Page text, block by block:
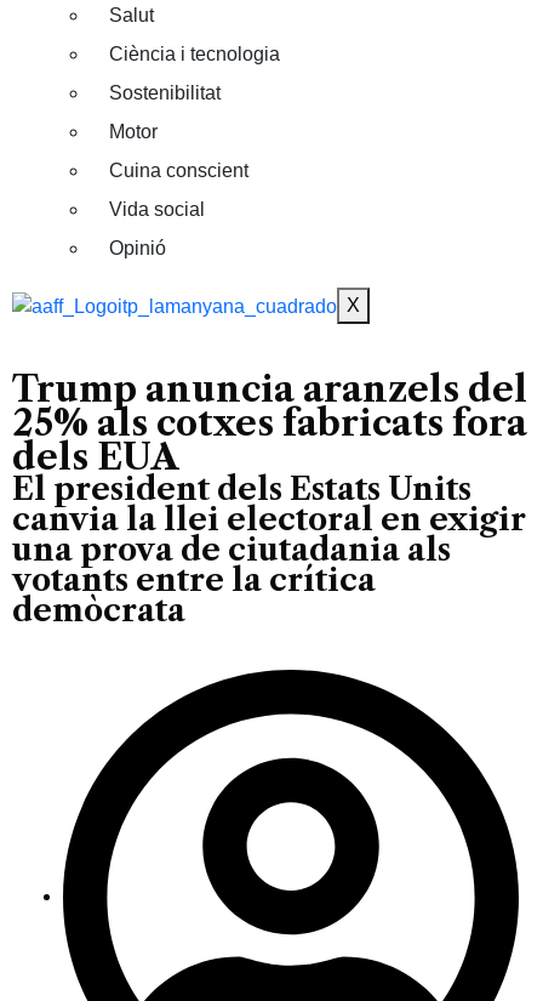
Salut
Ciència i tecnologia
Sostenibilitat
Motor
Cuina conscient
Vida social
Opinió
X
Trump anuncia aranzels del
25% als cotxes fabricats fora
dels EUA
El president dels Estats Units
canvia la llei electoral en exigir
una prova de ciutadania als
votants entre la crítica
demòcrata